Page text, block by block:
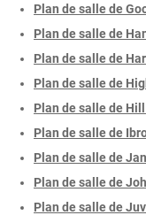
Plan de salle de
Plan de salle de
Plan de salle de
Plan de salle de
Plan de salle de
Plan de salle de
Plan de salle de
Plan de salle de
Plan de salle de